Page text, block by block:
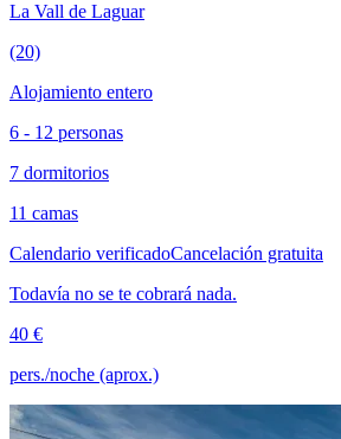
La Vall de Laguar
(20)
Alojamiento entero
6 - 12 personas
7 dormitorios
11 camas
Calendario verificadoCancelación gratuita
Todavía no se te cobrará nada.
40 €
pers./noche (aprox.)